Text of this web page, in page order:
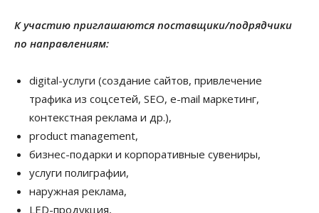
К участию приглашаются поставщики/подрядчики
по направлениям:
digital-услуги (создание сайтов, привлечение
трафика из соцсетей, SEO, e-mail маркетинг,
контекстная реклама и др.),
product management,
бизнес-подарки и корпоративные сувениры,
услуги полиграфии,
наружная реклама,
LED-продукция,